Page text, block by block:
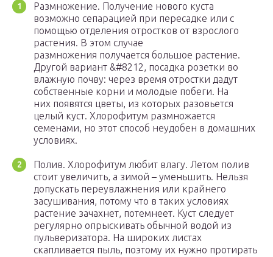
Размножение. Получение нового куста
возможно сепарацией при пересадке или с
помощью отделения отростков от взрослого
растения. В этом случае
размножения получается большое растение.
Другой вариант &#8212, посадка розетки во
влажную почву: через время отростки дадут
собственные корни и молодые побеги. На
них появятся цветы, из которых разовьется
целый куст. Хлорофитум размножается
семенами, но этот способ неудобен в домашних
условиях.
Полив. Хлорофитум любит влагу. Летом полив
стоит увеличить, а зимой – уменьшить. Нельзя
допускать переувлажнения или крайнего
засушивания, потому что в таких условиях
растение зачахнет, потемнеет. Куст следует
регулярно опрыскивать обычной водой из
пульверизатора. На широких листах
скапливается пыль, поэтому их нужно протирать